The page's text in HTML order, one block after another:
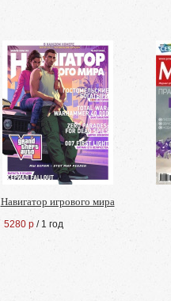
Навигатор игрового мира
5280 р / 1 год